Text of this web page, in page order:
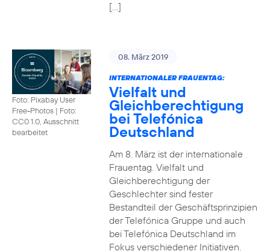
[…]
Foto: Pixabay User
Free-Photos | Foto:
CC0 1.0, Ausschnitt
bearbeitet
08. März 2019
INTERNATIONALER FRAUENTAG:
Vielfalt und
Gleichberechtigung
bei Telefónica
Deutschland
Am 8. März ist der internationale
Frauentag. Vielfalt und
Gleichberechtigung der
Geschlechter sind fester
Bestandteil der Geschäftsprinzipien
der Telefónica Gruppe und auch
bei Telefónica Deutschland im
Fokus verschiedener Initiativen.